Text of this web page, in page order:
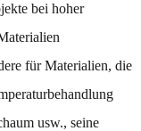
bei hoher
für Materialien, die
usw., seine